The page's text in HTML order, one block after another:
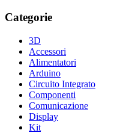
Categorie
3D
Accessori
Alimentatori
Arduino
Circuito Integrato
Componenti
Comunicazione
Display
Kit